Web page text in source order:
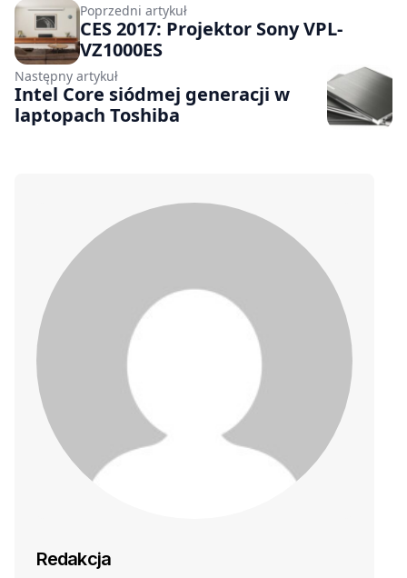
Poprzedni artykuł
CES 2017: Projektor Sony VPL-
VZ1000ES
Następny artykuł
Intel Core siódmej generacji w
laptopach Toshiba
Redakcja